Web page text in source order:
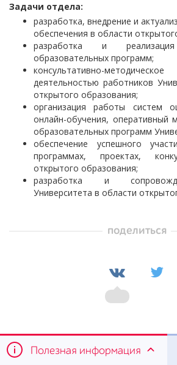
Задачи отдела:
разработка, внедрение и
обеспечения в области
разработка и реализация
образовательных программ;
консультативно-
деятельностью работников
открытого образования;
организация работы систем
онлайн-обучения, оперативный
образовательных программ
обеспечение успешного
программах, проектах,
открытого образования;
разработка и
Университета в области
поделиться
Полезная информация